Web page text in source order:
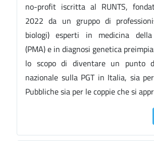
no-profit iscritta al RUNTS,
2022 da un gruppo di
biologi) esperti in medicina della
(PMA) e in diagnosi genetica
lo scopo di diventare un punto
nazionale sulla PGT in Italia, sia
Pubbliche sia per le coppie che si